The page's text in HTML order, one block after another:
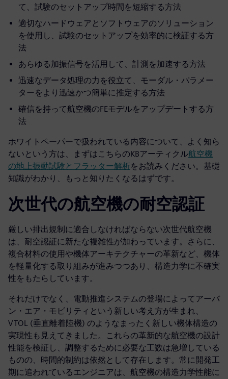
て、試験のセットアップ時間を短縮する方法
適切なハードウェアとソフトウェアのソリューション
を使用し、試験のセットアップを効率的に検証する方
法
あらゆる加振信号を活用して、計測を加速する方法
迅速なデータ処理の力を役立て、モーダル・パラメー
ターをより迅速かつ簡単に推定する方法
確信を持って航空機のFEモデルをアップデートする方
法
ホワイトペーパーで扱われている内容について、よく知ら
ないという方は、まずはこちらのKBアーティクル航空機
の地上振動試験とフラッター解析をお読みください。基礎
知識がわかり、もっと知りたくなるはずです。
次世代の航空機の耐空認証
厳しい排出規制に適合しなければならない次世代航空機
は、耐空認証に新たな複雑性が加わっています。さらに、
複合材料の使用や機体アーキテクチャーの革新など、機体
を軽量化する取り組みが進みつつあり、構造力学に不確実
性をもたらしています。
それだけでなく、電動推進システムの登場によってアーバ
ン・エア・モビリティという新しい考え方が生まれ、
VTOL (垂直離着陸機) のようなまったく新しい機体構造の
実現性も見えてきました。これらの革新的な航空機の設計
性能を検証し、調整するために必要な工数は急増している
ものの、時間的制約は依然として存在します。常に開発工
期に追われているエンジニアは、航空機の構造力学性能に